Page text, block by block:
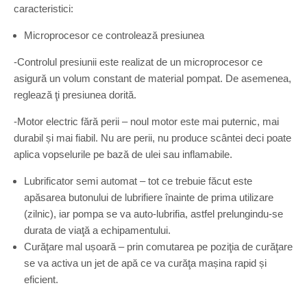
caracteristici:
Microprocesor ce controlează presiunea
-Controlul presiunii este realizat de un microprocesor ce
asigură un volum constant de material pompat. De asemenea,
reglează ţi presiunea dorită.
-Motor electric fără perii – noul motor este mai puternic, mai
durabil și mai fiabil. Nu are perii, nu produce scântei deci poate
aplica vopselurile pe bază de ulei sau inflamabile.
Lubrificator semi automat – tot ce trebuie făcut este
apăsarea butonului de lubrifiere înainte de prima utilizare
(zilnic), iar pompa se va auto-lubrifia, astfel prelungindu-se
durata de viaţă a echipamentului.
Curăţare mal ușoară – prin comutarea pe poziţia de curăţare
se va activa un jet de apă ce va curăţa mașina rapid și
eficient.